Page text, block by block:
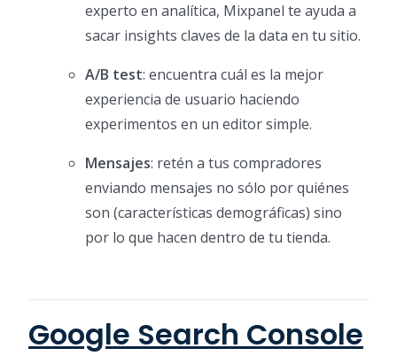
experto en analítica, Mixpanel te ayuda a
sacar insights claves de la data en tu sitio.
A/B test: encuentra cuál es la mejor
experiencia de usuario haciendo
experimentos en un editor simple.
Mensajes: retén a tus compradores
enviando mensajes no sólo por quiénes
son (características demográficas) sino
por lo que hacen dentro de tu tienda.
Google Search Console